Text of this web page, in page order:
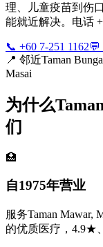
理、儿童疫苗到伤
能就近解决。电话
📞 +60 7-251 1162💬
📍 邻近Taman
Masai
为什么
们
🏥
自1975年营业
服务Taman Mawar,
的优质医疗，4.9★